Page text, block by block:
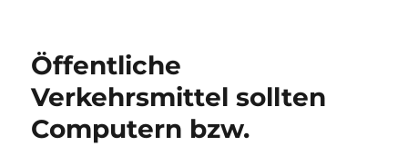
Öffentliche
Verkehrsmittel sollten
Computern bzw.